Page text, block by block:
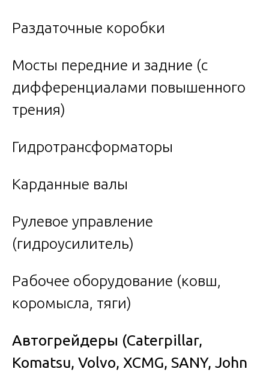
Раздаточные коробки
Мосты передние и задние (с
дифференциалами повышенного
трения)
Гидротрансформаторы
Карданные валы
Рулевое управление
(гидроусилитель)
Рабочее оборудование (ковш,
коромысла, тяги)
Автогрейдеры (Caterpillar,
Komatsu, Volvo, XCMG, SANY, John